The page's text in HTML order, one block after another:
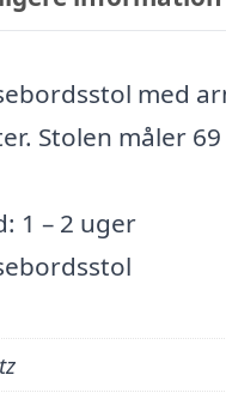
med
Stolen måler
1 – 2 uger